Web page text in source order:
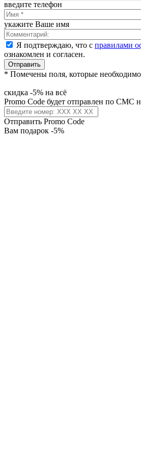
введите телефон
укажите Ваше имя
Я подтверждаю, что с правилами
ознакомлен и согласен.
Отправить
* Помечены поля, которые
скидка -5% на всё
Promo Code будет отправлен по СМС
Отправить Promo Code
Вам подарок -5%